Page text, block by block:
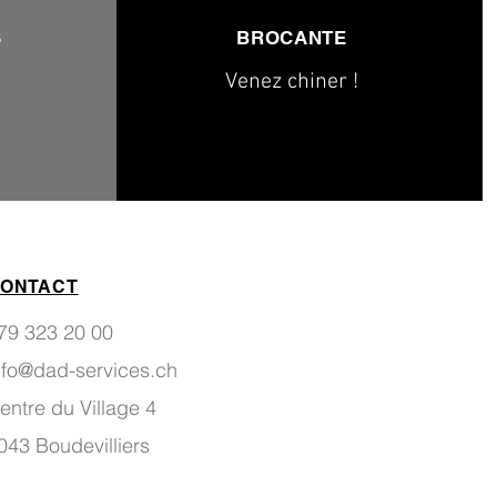
323 20 00
services.ch
du Village 4
Boudevilliers
BROCANTE
Venez chiner !